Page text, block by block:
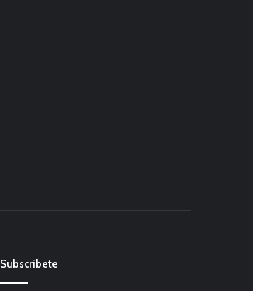
Subscribete